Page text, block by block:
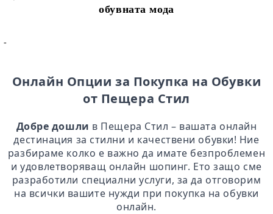
обувната мода
-
Онлайн Опции за Покупка на Обувки
от Пещера Стил
Добре дошли в Пещера Стил – вашата онлайн
дестинация за стилни и качествени обувки! Ние
разбираме колко е важно да имате безпроблемен
и удовлетворяващ онлайн шопинг. Ето защо сме
разработили специални услуги, за да отговорим
на всички вашите нужди при покупка на обувки
онлайн.